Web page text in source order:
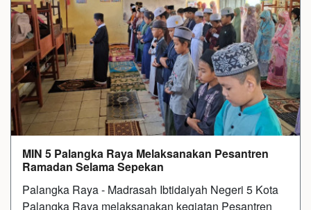
MIN 5 Palangka Raya Melaksanakan Pesantren
Ramadan Selama Sepekan
Palangka Raya - Madrasah Ibtidaiyah Negeri 5 Kota
Palangka Raya melaksanakan kegiatan Pesantren